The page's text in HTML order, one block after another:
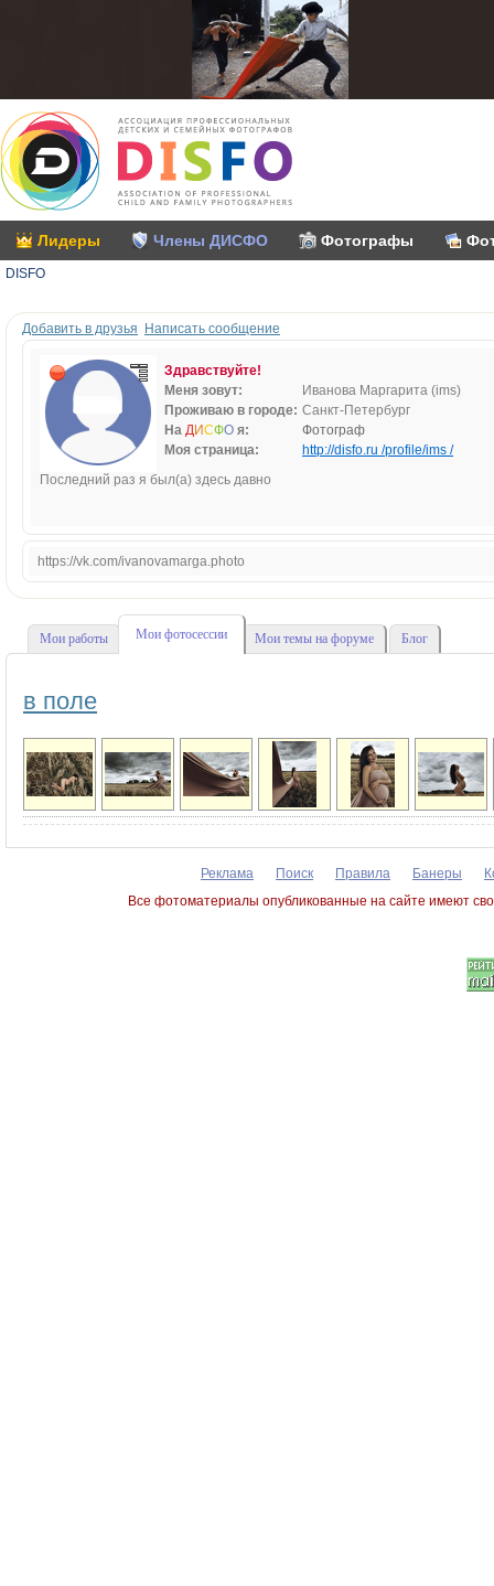
Лидеры Члены ДИСФО Фотографы
DISFO
Добавить в друзья Написать сообщение
Здравствуйте!
Меня зовут:
Иванова Маргарита (ims)
Проживаю в городе: Санкт-Петербург
На ДИСФО я:
Фотограф
Моя страница:
http://disfo.ru /profile/ims /
Последний раз я был(а) здесь давно
https://vk.com/ivanovamarga.photo
Мои работы Мои фотосессии Мои темы на форуме Блог
в поле
Реклама Поиск Правила Банеры
Все фотоматериалы опубликованные на сайте имеют